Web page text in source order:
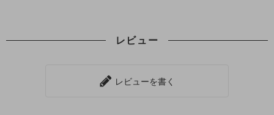
レビュー
レビューを書く